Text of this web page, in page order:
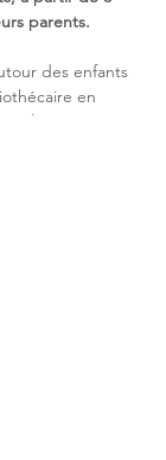
parents.
des enfants
en
Hélène